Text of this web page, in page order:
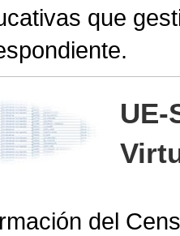
que
UE-
del